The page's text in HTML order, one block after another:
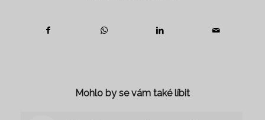
Mohlo by se vám také líbit